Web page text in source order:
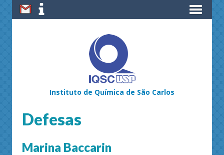
Instituto de Química de São Carlos
Defesas
Marina Baccarin